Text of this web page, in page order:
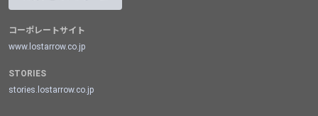
コーポレートサイト
www.lostarrow.co.jp
STORIES
stories.lostarrow.co.jp